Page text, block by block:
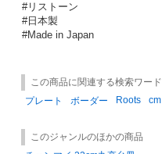
#リストーン
#日本製
#Made in Japan
この商品に関連する検索ワード
プレート
ボーダー Roots cm
このジャンルのほかの商品